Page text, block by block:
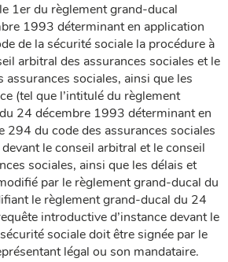
1er du règlement grand-ducal
1993 déterminant en application
de la sécurité sociale la procédure à
arbitral des assurances sociales et le
assurances sociales, ainsi que les
(tel que l’intitulé du règlement
24 décembre 1993 déterminant en
294 du code des assurances sociales
le conseil arbitral et le conseil
sociales, ainsi que les délais et
par le règlement grand-ducal du
le règlement grand-ducal du 24
introductive d’instance devant le
sociale doit être signée par le
légal ou son mandataire.